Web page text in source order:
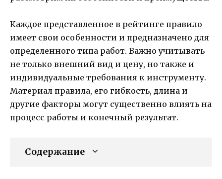
Каждое представленное в рейтинге правило
имеет свои особенности и предназначено для
определенного типа работ. Важно учитывать
не только внешний вид и цену, но также и
индивидуальные требования к инструменту.
Материал правила, его гибкость, длина и
другие факторы могут существенно влиять на
процесс работы и конечный результат.
Содержание